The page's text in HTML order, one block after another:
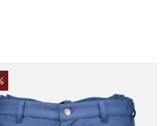
samtidig med at den
vask efter vask. Pasformen
en moderne silhuet, der passer
med t-shirt, skjorte eller